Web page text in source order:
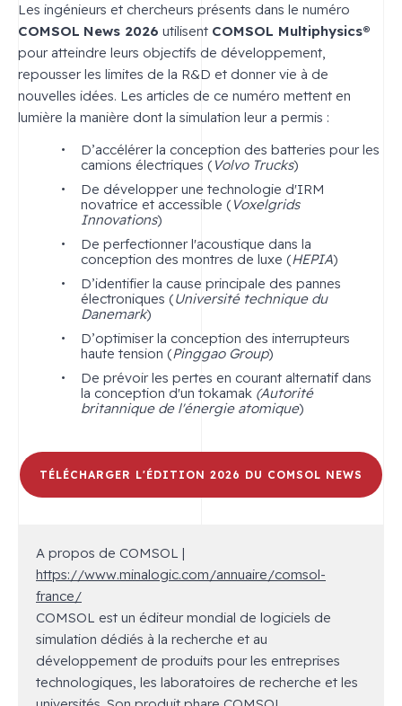
Les ingénieurs et chercheurs présents dans le numéro
COMSOL News 2026 utilisent COMSOL Multiphysics®
pour atteindre leurs objectifs de développement,
repousser les limites de la R&D et donner vie à de
nouvelles idées. Les articles de ce numéro mettent en
lumière la manière dont la simulation leur a permis :
D’accélérer la conception des batteries pour les
camions électriques ( Volvo Trucks)
De développer une technologie d'IRM
novatrice et accessible ( Voxelgrids
Innovations)
De perfectionner l'acoustique dans la
conception des montres de luxe (HEPIA)
D’identifier la cause principale des pannes
électroniques (Université technique du
Danemark)
D’optimiser la conception des interrupteurs
haute tension (Pinggao Group)
De prévoir les pertes en courant alternatif dans
la conception d'un tokamak (Autorité
britannique de l'énergie atomique)
TÉLÉCHARGER L'ÉDITION 2026 DU COMSOL NEWS
A propos de COMSOL |
https://www.minalogic.com/annuaire/comsol-
france/
COMSOL est un éditeur mondial de logiciels de
simulation dédiés à la recherche et au
développement de produits pour les entreprises
technologiques, les laboratoires de recherche et les